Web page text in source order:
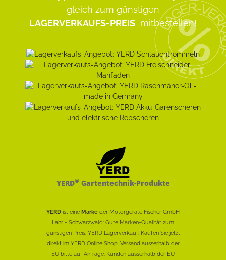
gleich zum günstigen
LAGERVERKAUFS-PREIS mitbestellen!
YERD®Gartentechnik-Produkte
YERD ist eine Marke der Motorgeräte Fischer GmbH
Lahr - Schwarzwald: Gute Marken-Qualität zum
günstigen Preis. YERD Lagerverkauf: Kaufen Sie jetzt
direkt im YERD Online Shop. Versand ausserhalb der
EU bitte auf Anfrage. Kunden ausserhalb der EU